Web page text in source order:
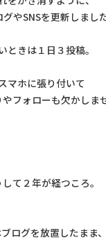
やSNSを更新しました
ときは１日３投稿。
マホに張り付いて
フォローも欠かしま
て２年が経つころ。
ログを放置したまま、